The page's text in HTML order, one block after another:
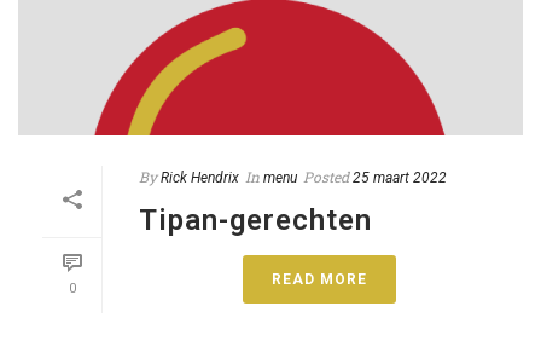
0
By Rick Hendrix In menu Posted 25 maart 2022
Tipan-gerechten
READ MORE